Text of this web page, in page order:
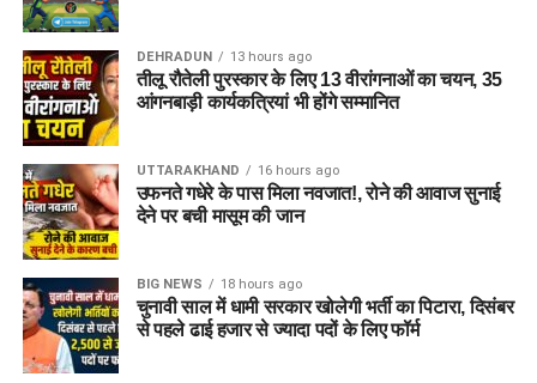
DEHRADUN 13 hours ago
तीलू रौतेली पुरस्कार के लिए 13 वीरांगनाओं का चयन, 35
आंगनबाड़ी कार्यकत्रियां भी होंगे सम्मानित
UTTARAKHAND 16 hours ago
उफनते गधेरे के पास मिला नवजात!, रोने की आवाज सुनाई
देने पर बची मासूम की जान
BIG NEWS 18 hours ago
चुनावी साल में धामी सरकार खोलेगी भर्ती का पिटारा, दिसंबर
से पहले ढाई हजार से ज्यादा पदों के लिए फॉर्म